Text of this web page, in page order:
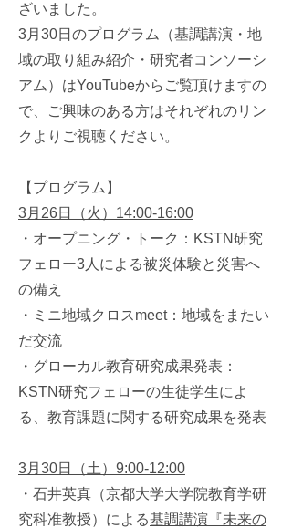
ざいました。
3月30日のプログラム（基調講演・地
域の取り組み紹介・研究者コンソーシ
アム）はYouTubeからご覧頂けますの
で、ご興味のある方はそれぞれのリン
クよりご視聴ください。
【プログラム】
3月26日（火）14:00-16:00
・オープニング・トーク：KSTN研究
フェロー3人による被災体験と災害へ
の備え
・ミニ地域クロスmeet：地域をまたい
だ交流
・グローカル教育研究成果発表：
KSTN研究フェローの生徒学生によ
る、教育課題に関する研究成果を発表
3月30日（土）9:00-12:00
・石井英真（京都大学大学院教育学研
究科准教授）による基調講演『未来の